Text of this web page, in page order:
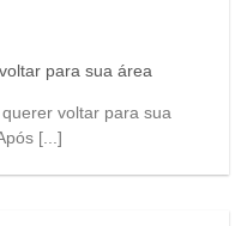
para sua área
voltar para sua
[...]